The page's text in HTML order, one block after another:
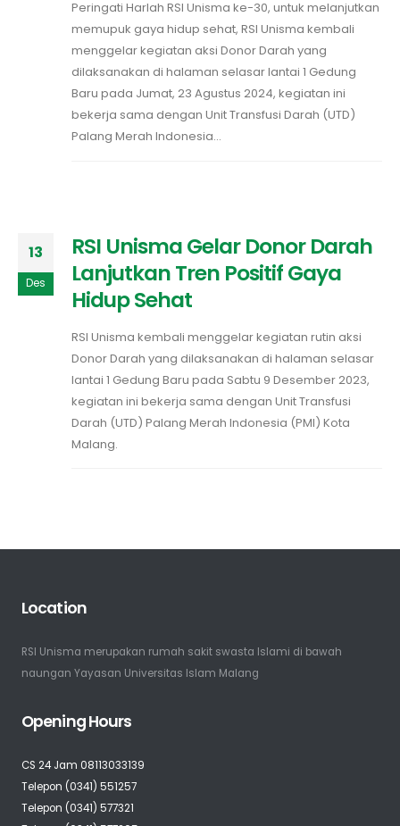
Peringati Harlah RSI Unisma ke-30, untuk melanjutkan
memupuk gaya hidup sehat, RSI Unisma kembali
menggelar kegiatan aksi Donor Darah yang
dilaksanakan di halaman selasar lantai 1 Gedung
Baru pada Jumat, 23 Agustus 2024, kegiatan ini
bekerja sama dengan Unit Transfusi Darah (UTD)
Palang Merah Indonesia...
13
Des
RSI Unisma Gelar Donor Darah
Lanjutkan Tren Positif Gaya
Hidup Sehat
RSI Unisma kembali menggelar kegiatan rutin aksi
Donor Darah yang dilaksanakan di halaman selasar
lantai 1 Gedung Baru pada Sabtu 9 Desember 2023,
kegiatan ini bekerja sama dengan Unit Transfusi
Darah (UTD) Palang Merah Indonesia (PMI) Kota
Malang.
Location
RSI Unisma merupakan rumah sakit swasta Islami di bawah
naungan Yayasan Universitas Islam Malang
Opening Hours
CS 24 Jam 08113033139
Telepon (0341) 551257
Telepon (0341) 577321